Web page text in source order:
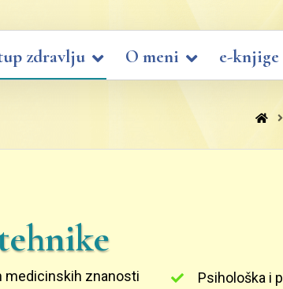
zdravlju O meni e-knjige
medicinskih znanosti
Psihološka i